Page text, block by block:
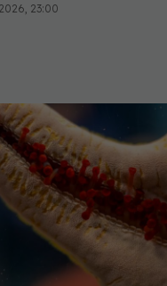
23:00